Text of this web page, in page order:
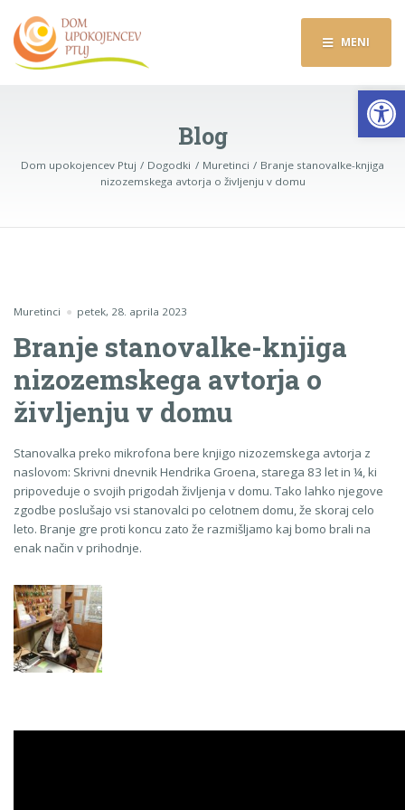
MENI
Blog
Dom upokojencev Ptuj Dogodki Muretinci
Branje stanovalke-knjiga
nizozemskega avtorja o življenju v domu
Muretinci petek, 28. aprila 2023
Branje stanovalke-knjiga
nizozemskega avtorja o
življenju v domu
Stanovalka preko mikrofona bere knjigo nizozemskega avtorja z
naslovom: Skrivni dnevnik Hendrika Groena, starega 83 let in ¼, ki
pripoveduje o svojih prigodah življenja v domu. Tako lahko njegove
zgodbe poslušajo vsi stanovalci po celotnem domu, že skoraj celo
leto. Branje gre proti koncu zato že razmišljamo kaj bomo brali na
enak način v prihodnje.